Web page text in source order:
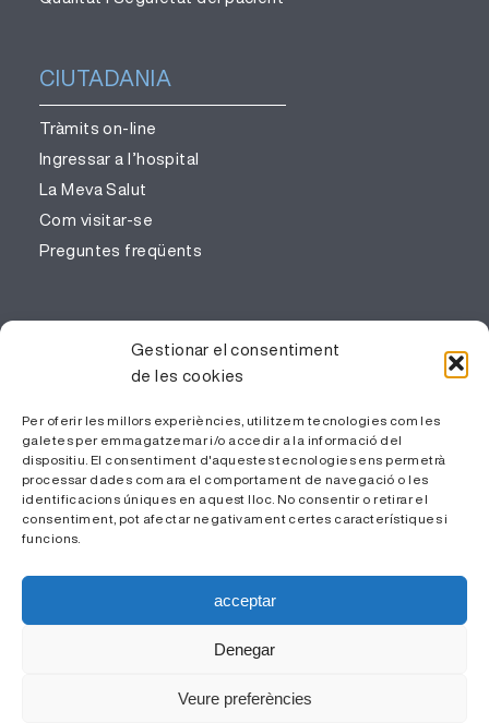
Gestionar el consentiment
de les cookies
Per oferir les millors experiències, utilitzem tecnologies com les
galetes per emmagatzemar i/o accedir a la informació del
dispositiu. El consentiment d'aquestes tecnologies ens permetrà
processar dades com ara el comportament de navegació o les
identificacions úniques en aquest lloc. No consentir o retirar el
consentiment, pot afectar negativament certes característiques i
funcions.
acceptar
Denegar
Veure preferències
CIUTADANIA
Tràmits on-line
Ingressar a l’hospital
La Meva Salut
Com visitar-se
Preguntes freqüents
Gestió del coneixement
Àrea Privada
© ICS Camp de Tarragona - 2026 |Avís Legal i Política de